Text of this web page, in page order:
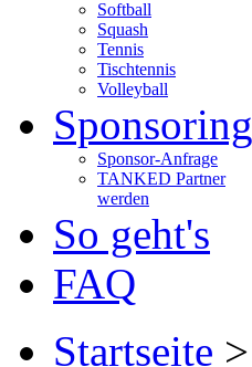
Softball
Squash
Tennis
Tischtennis
Volleyball
Sponsoring
Sponsor-Anfrage
TANKED Partner
werden
So geht's
FAQ
Startseite >